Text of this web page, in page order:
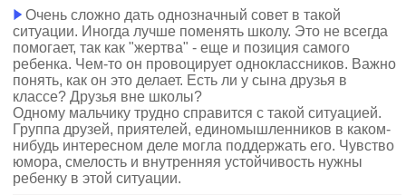
Очень сложно дать однозначный совет в такой
ситуации. Иногда лучше поменять школу. Это не всегда
помогает, так как "жертва" - еще и позиция самого
ребенка. Чем-то он провоцирует одноклассников. Важно
понять, как он это делает. Есть ли у сына друзья в
классе? Друзья вне школы?
Одному мальчику трудно справится с такой ситуацией.
Группа друзей, приятелей, единомышленников в каком-
нибудь интересном деле могла поддержать его. Чувство
юмора, смелость и внутренняя устойчивость нужны
ребенку в этой ситуации.